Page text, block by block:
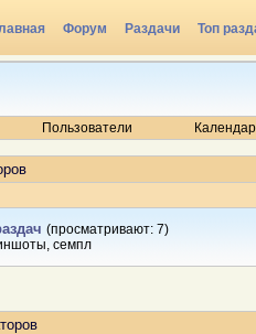
Форум Раздачи Топ
Пользователи
(просматривают: 7)
семпл